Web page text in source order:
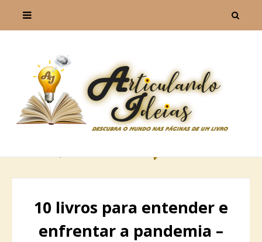
10 livros para entender e
enfrentar a pandemia –